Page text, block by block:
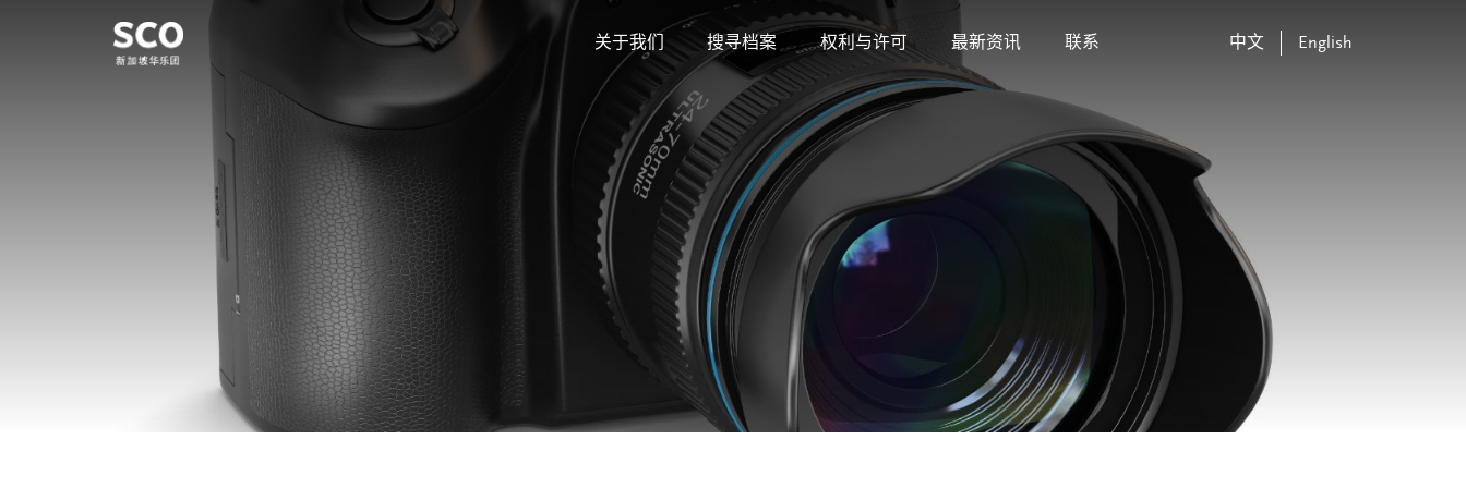
关于我们 搜寻档案 权利与许可 最新资讯 联系 中文 English